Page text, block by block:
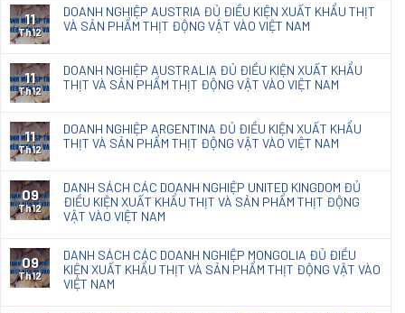
sx
đồ
code
giấy
quả
phân
Kraft
nhập
báo
131/TB-
về
kết
loại
chế
nấm
mốc
11
Th12
DOANH NGHIỆP AUSTRIA ĐỦ ĐIỀU KIỆN XUẤT KHẨU THỊT
VÀ SẢN PHẨM THỊT ĐỘNG VẬT VÀO VIỆT NAM
11
Th12
DOANH NGHIỆP AUSTRALIA ĐỦ ĐIỀU KIỆN XUẤT KHẨU
THỊT VÀ SẢN PHẨM THỊT ĐỘNG VẬT VÀO VIỆT NAM
11
Th12
DOANH NGHIỆP ARGENTINA ĐỦ ĐIỀU KIỆN XUẤT KHẨU
THỊT VÀ SẢN PHẨM THỊT ĐỘNG VẬT VÀO VIỆT NAM
09
Th12
DANH SÁCH CÁC DOANH NGHIỆP UNITED KINGDOM ĐỦ
ĐIỀU KIỆN XUẤT KHẨU THỊT VÀ SẢN PHẨM THỊT ĐỘNG
VẬT VÀO VIỆT NAM
09
Th12
DANH SÁCH CÁC DOANH NGHIỆP MONGOLIA ĐỦ ĐIỀU
KIỆN XUẤT KHẨU THỊT VÀ SẢN PHẨM THỊT ĐỘNG VẬT VÀO
VIỆT NAM